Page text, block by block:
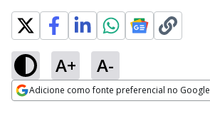
A+ A-
Adicione como fonte preferencial no Google